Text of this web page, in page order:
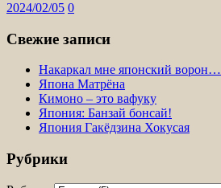
2024/02/05 0
Свежие записи
Накаркал мне японский ворон…
Япона Матрёна
Кимоно – это вафуку
Япония: Банзай бонсай!
Япония Гакёдзина Хокусая
Рубрики